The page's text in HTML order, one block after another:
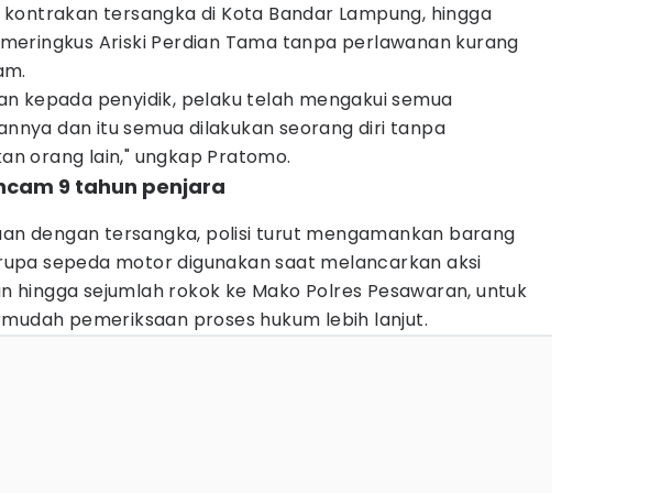
kontrakan tersangka di Kota Bandar Lampung, hingga
Ariski Perdian Tama tanpa perlawanan kurang
kepada penyidik, pelaku telah mengakui semua
dan itu semua dilakukan seorang diri tanpa
orang lain," ungkap Pratomo.
9 tahun penjara
dengan tersangka, polisi turut mengamankan barang
sepeda motor digunakan saat melancarkan aksi
hingga sejumlah rokok ke Mako Polres Pesawaran, untuk
pemeriksaan proses hukum lebih lanjut.